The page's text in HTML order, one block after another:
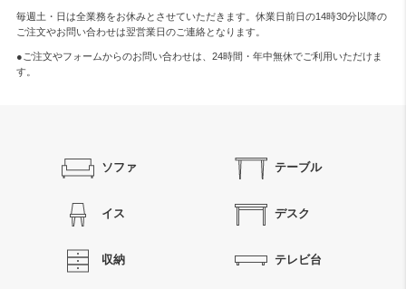
毎週土・日は全業務をお休みとさせていただきます。休業日前日の14時30分以降の
ご注文やお問い合わせは翌営業日のご連絡となります。
●ご注文やフォームからのお問い合わせは、 24時間・年中無休でご利用いただけま
す。
ソファ テーブル
イス デスク
収納 テレビ台